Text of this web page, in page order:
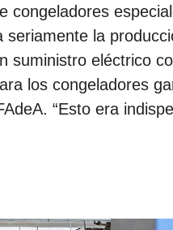
la
suministro eléctrico
los congeladores
“Esto era